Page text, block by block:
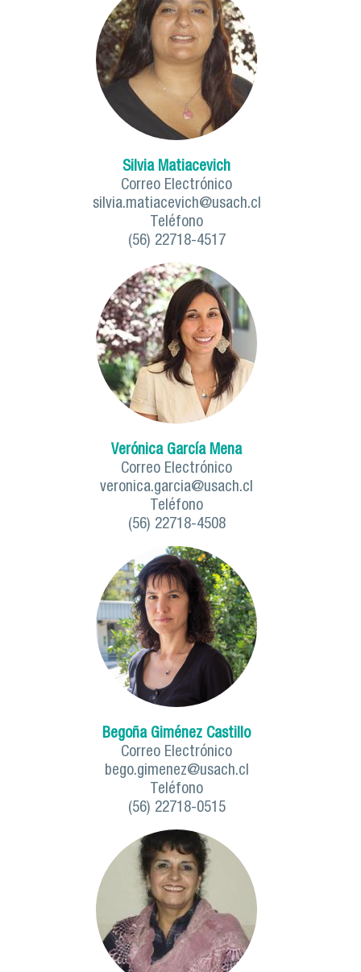
Silvia Matiacevich
Correo Electrónico
silvia.matiacevich@usach.cl
Teléfono
(56) 22718-4517
Verónica García Mena
Correo Electrónico
veronica.garcia@usach.cl
Teléfono
(56) 22718-4508
Begoña Giménez Castillo
Correo Electrónico
bego.gimenez@usach.cl
Teléfono
(56) 22718-0515